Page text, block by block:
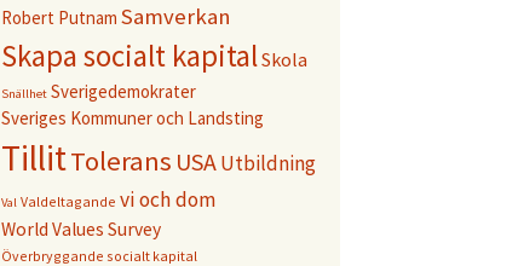
Robert Putnam Samverkan
Skapa socialt kapitalSkola
Snällhet Sverigedemokrater
Sveriges Kommuner och Landsting
TillitTolerans USAUtbildning
Val Valdeltagande vi och dom
World Values Survey
Överbryggande socialt kapital